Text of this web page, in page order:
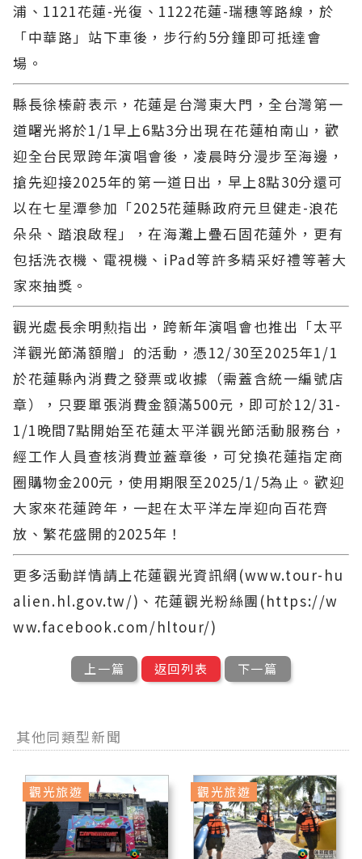
浦、1121花蓮-光復、1122花蓮-瑞穗等路線，於
「中華路」站下車後，步行約5分鐘即可抵達會
場。
縣長徐榛蔚表示，花蓮是台灣東大門，全台灣第一
道曙光將於1/1早上6點3分出現在花蓮柏南山，歡
迎全台民眾跨年演唱會後，凌晨時分漫步至海邊，
搶先迎接2025年的第一道日出，早上8點30分還可
以在七星潭參加「2025花蓮縣政府元旦健走-浪花
朵朵、踏浪啟程」，在海灘上疊石固花蓮外，更有
包括洗衣機、電視機、iPad等許多精采好禮等著大
家來抽獎。
觀光處長余明勲指出，跨新年演唱會也推出「太平
洋觀光節滿額贈」的活動，憑12/30至2025年1/1
於花蓮縣內消費之發票或收據（需蓋含統一編號店
章），只要單張消費金額滿500元，即可於12/31-
1/1晚間7點開始至花蓮太平洋觀光節活動服務台，
經工作人員查核消費並蓋章後，可兌換花蓮指定商
圈購物金200元，使用期限至2025/1/5為止。歡迎
大家來花蓮跨年，一起在太平洋左岸迎向百花齊
放、繁花盛開的2025年！
更多活動詳情請上花蓮觀光資訊網(www.tour-hu
alien.hl.gov.tw/)、花蓮觀光粉絲團(https://w
ww.facebook.com/hltour/)
上一篇 返回列表 下一篇
其他同類型新聞
觀光旅遊 觀光旅遊